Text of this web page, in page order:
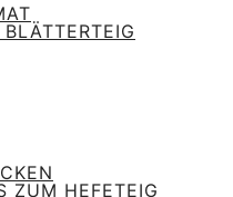
ZUM HEFETEIG